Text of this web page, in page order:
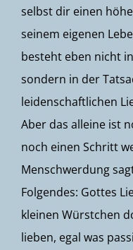
selbst dir einen
seinem eigenen
besteht eben nicht
sondern in der
leidenschaftlichen
Aber das alleine ist
noch einen Schritt
Menschwerdung
Folgendes: Gottes
kleinen Würstchen
lieben, egal was